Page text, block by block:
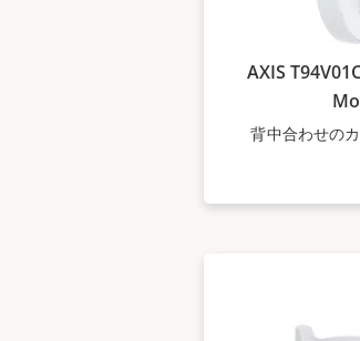
AXIS
背中合わせの